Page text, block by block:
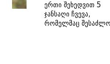
ერთი შეხედვით 5
ჯანსაღი ჩვევა,
რომელმაც